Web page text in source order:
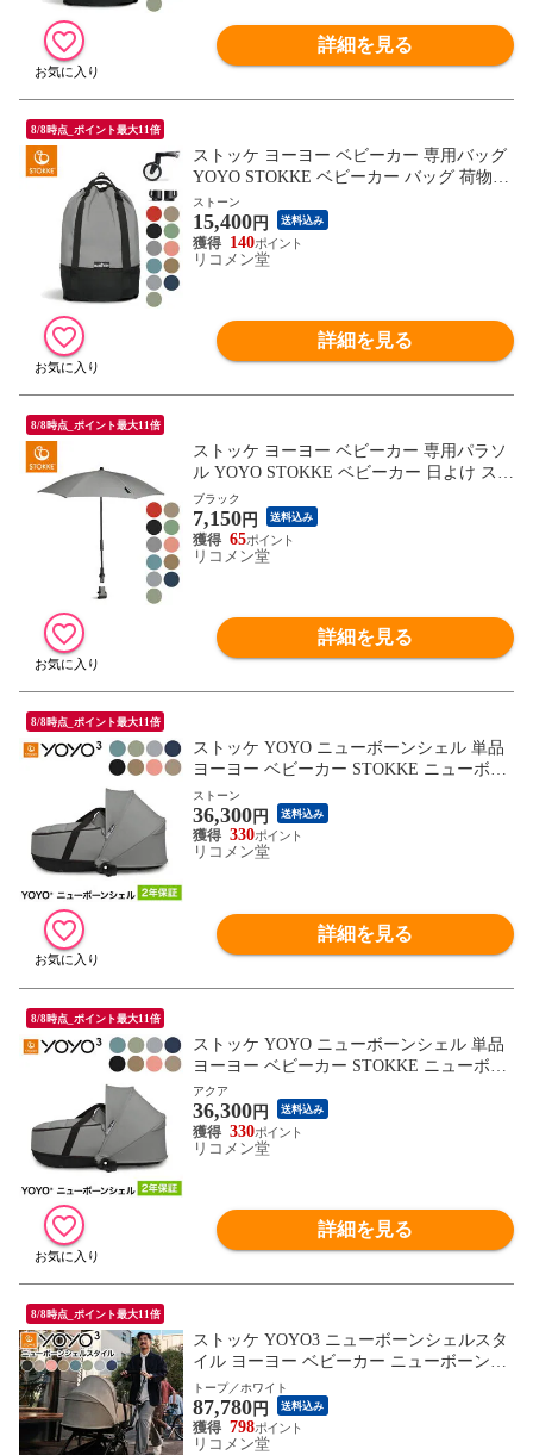
詳細を見る
8/8時点_ポイント最大11倍
ストッケ ヨーヨー ベビーカー 専用バッグ
YOYO STOKKE ベビーカー バッグ 荷物入
れ ストローラー アクセサリー 【正規販売
店】【送料無料】
ストーン
15,400円 送料込み
140
リコメン堂
詳細を見る
8/8時点_ポイント最大11倍
ストッケ ヨーヨー ベビーカー 専用パラソ
ル YOYO STOKKE ベビーカー 日よけ スト
ローラー アクセサリー 【正規販売店】
【送料無料】
ブラック
7,150円 送料込み
65
リコメン堂
詳細を見る
8/8時点_ポイント最大11倍
ストッケ YOYO ニューボーンシェル 単品
ヨーヨー ベビーカー STOKKE ニューボー
ン 新生児 ベビーカー コンパクト ストロー
ラー 【正規販売店】 2年保証【送料無料】
ストーン
36,300円 送料込み
330
リコメン堂
詳細を見る
8/8時点_ポイント最大11倍
ストッケ YOYO ニューボーンシェル 単品
ヨーヨー ベビーカー STOKKE ニューボー
ン 新生児 ベビーカー コンパクト ストロー
ラー 【正規販売店】 2年保証【送料無料】
アクア
36,300円 送料込み
330
リコメン堂
詳細を見る
8/8時点_ポイント最大11倍
ストッケ YOYO3 ニューボーンシェルスタ
イル ヨーヨー ベビーカー ニューボーンシ
ェル フレーム セット STOKKE カラーパッ
ク 新生児 ベビーカー コンパクト ストロー
ラー 【正規販売店】 2年保証【送料無料】
トープ／ホワイト
87,780円 送料込み
798
リコメン堂